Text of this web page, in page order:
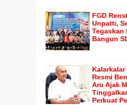
FGD
Unpatti,
Tegaskan
Bangun
Kalarkalar
Resmi
Aru Ajak
Perkuat